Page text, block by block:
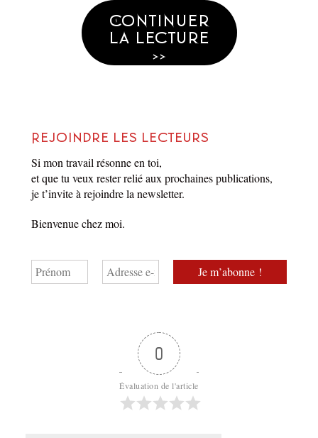
Question 62
Continuer
la lecture
>>
Rejoindre les lecteurs
Si mon travail résonne en toi,
et que tu veux rester relié aux prochaines publications,
je t’invite à rejoindre la newsletter.
Bienvenue chez moi.
0
Évaluation de l'article